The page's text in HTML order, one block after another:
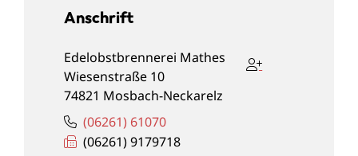
Anschrift
Edelobstbrennerei Mathes
Wiesenstraße 10
74821 Mosbach-Neckarelz
(06261) 61070
(06261) 9179718